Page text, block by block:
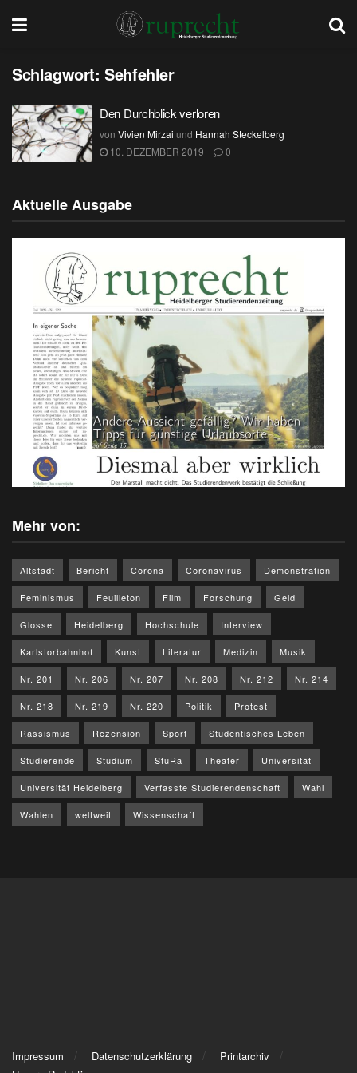
Schlagwort:Sehfehler
Den Durchblick verloren
von Vivien Mirzai und Hannah Steckelberg
10. DEZEMBER 2019
0
Aktuelle Ausgabe
Mehr von:
Altstadt Bericht Corona Coronavirus Demonstration
Feminismus Feuilleton Film Forschung Geld
Glosse Heidelberg Hochschule Interview
Karlstorbahnhof Kunst Literatur Medizin Musik
Nr. 201 Nr. 206 Nr. 207 Nr. 208 Nr. 212 Nr. 214
Nr. 218 Nr. 219 Nr. 220 Politik Protest
Rassismus Rezension Sport Studentisches Leben
Studierende Studium StuRa Theater Universität
Universität Heidelberg Verfasste Studierendenschaft Wahl
Wahlen weltweit Wissenschaft
Impressum Datenschutzerklärung
Printarchiv